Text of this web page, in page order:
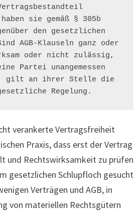
Vertragsbestandteil
sie gemäß § 305b
den gesetzlichen
AGB-Klauseln ganz oder
oder nicht zulässig,
Partei unangemessen
gilt an ihrer Stelle die
Regelung.
verankerte Vertragsfreiheit
Praxis, dass erst der Vertrag
und Rechtswirksamkeit zu prüfen
gesetzlichen Schlupfloch gesucht
Verträgen und AGB, in
von materiellen Rechtsgütern